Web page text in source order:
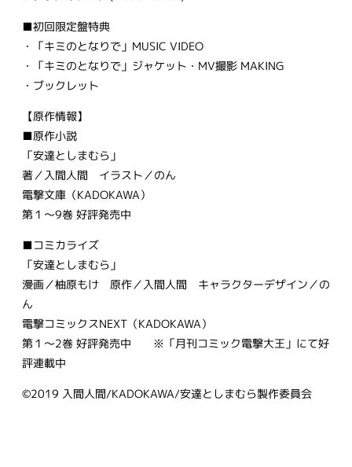
■初回限定盤特典
・「キミのとなりで」MUSIC VIDEO
・「キミのとなりで」ジャケット・MV撮影 MAKING
・ブックレット
【原作情報】
■原作小説
「安達としまむら」
著／入間人間 イラスト／のん
電撃文庫（KADOKAWA）
第１～9巻 好評発売中
■コミカライズ
「安達としまむら」
漫画／柚原もけ 原作／入間人間 キャラクターデザイン／の
ん
電撃コミックスNEXT（KADOKAWA）
第１〜2巻 好評発売中 ※「月刊コミック電撃大王」にて好
評連載中
©2019 入間人間/KADOKAWA/安達としまむら製作委員会